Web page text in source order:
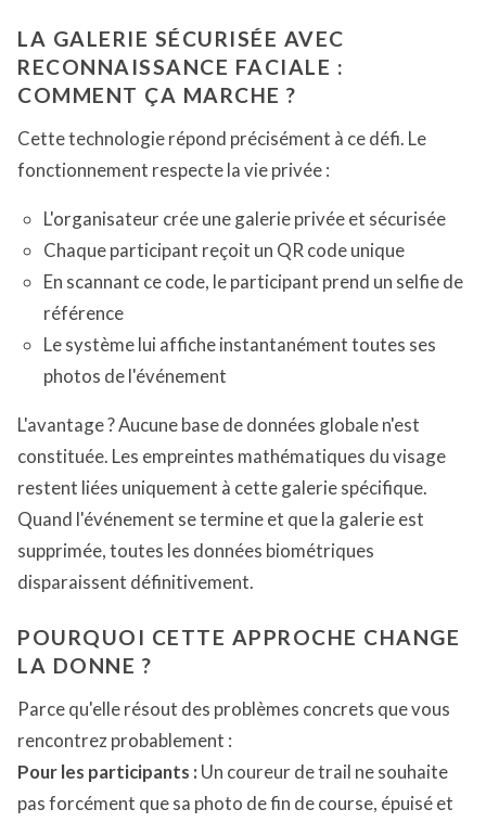
LA GALERIE SÉCURISÉE AVEC
RECONNAISSANCE FACIALE :
COMMENT ÇA MARCHE ?
Cette technologie répond précisément à ce défi. Le
fonctionnement respecte la vie privée :
L'organisateur crée une galerie privée et sécurisée
Chaque participant reçoit un QR code unique
En scannant ce code, le participant prend un selfie de
référence
Le système lui affiche instantanément toutes ses
photos de l'événement
L'avantage ? Aucune base de données globale n'est
constituée. Les empreintes mathématiques du visage
restent liées uniquement à cette galerie spécifique.
Quand l'événement se termine et que la galerie est
supprimée, toutes les données biométriques
disparaissent définitivement.
POURQUOI CETTE APPROCHE CHANGE
LA DONNE ?
Parce qu'elle résout des problèmes concrets que vous
rencontrez probablement :
Pour les participants : Un coureur de trail ne souhaite
pas forcément que sa photo de fin de course, épuisé et